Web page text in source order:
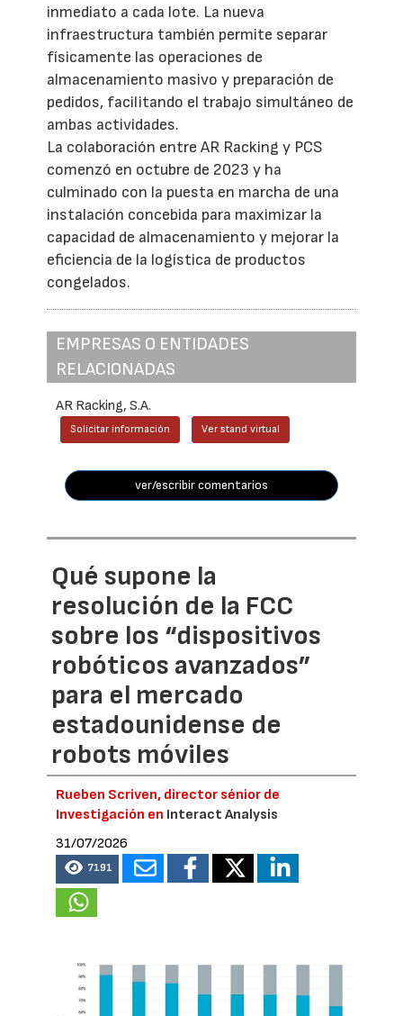
inmediato a cada lote. La nueva
infraestructura también permite separar
físicamente las operaciones de
almacenamiento masivo y preparación de
pedidos, facilitando el trabajo simultáneo de
ambas actividades.
La colaboración entre AR Racking y PCS
comenzó en octubre de 2023 y ha
culminado con la puesta en marcha de una
instalación concebida para maximizar la
capacidad de almacenamiento y mejorar la
eficiencia de la logística de productos
congelados.
EMPRESAS O ENTIDADES
RELACIONADAS
AR Racking, S.A.
Solicitar información Ver stand virtual
ver/escribir comentarios
Qué supone la
resolución de la FCC
sobre los “dispositivos
robóticos avanzados”
para el mercado
estadounidense de
robots móviles
Rueben Scriven, director sénior de
Investigación en Interact Analysis
31/07/2026
7191